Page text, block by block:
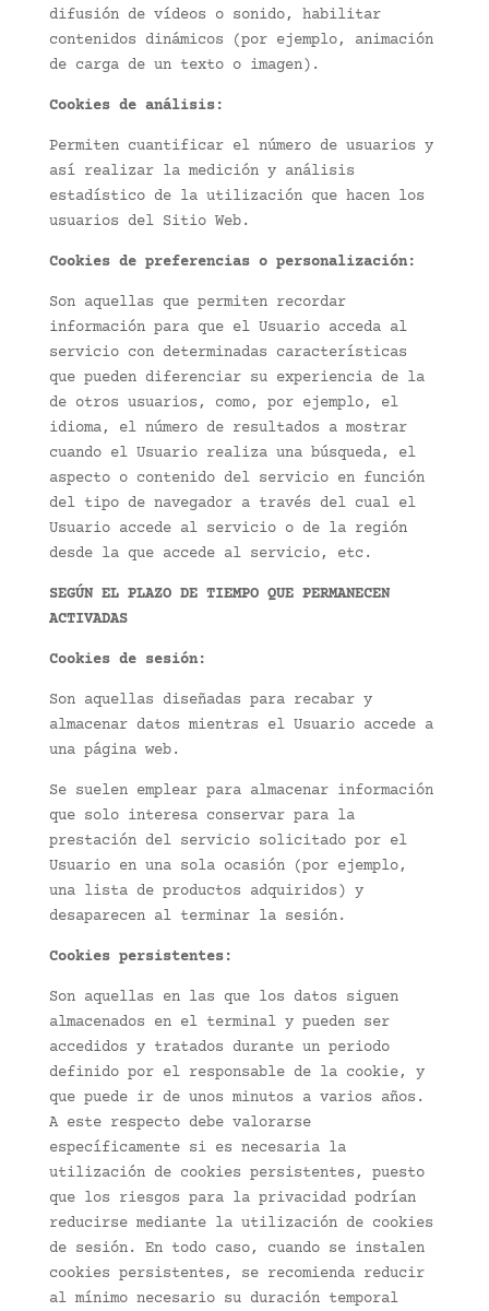
difusión de vídeos o sonido, habilitar
contenidos dinámicos (por ejemplo, animación
de carga de un texto o imagen).
Cookies de análisis:
Permiten cuantificar el número de usuarios y
así realizar la medición y análisis
estadístico de la utilización que hacen los
usuarios del Sitio Web.
Cookies de preferencias o personalización:
Son aquellas que permiten recordar
información para que el Usuario acceda al
servicio con determinadas características
que pueden diferenciar su experiencia de la
de otros usuarios, como, por ejemplo, el
idioma, el número de resultados a mostrar
cuando el Usuario realiza una búsqueda, el
aspecto o contenido del servicio en función
del tipo de navegador a través del cual el
Usuario accede al servicio o de la región
desde la que accede al servicio, etc.
SEGÚN EL PLAZO DE TIEMPO QUE PERMANECEN
ACTIVADAS
Cookies de sesión:
Son aquellas diseñadas para recabar y
almacenar datos mientras el Usuario accede a
una página web.
Se suelen emplear para almacenar información
que solo interesa conservar para la
prestación del servicio solicitado por el
Usuario en una sola ocasión (por ejemplo,
una lista de productos adquiridos) y
desaparecen al terminar la sesión.
Cookies persistentes:
Son aquellas en las que los datos siguen
almacenados en el terminal y pueden ser
accedidos y tratados durante un periodo
definido por el responsable de la cookie, y
que puede ir de unos minutos a varios años.
A este respecto debe valorarse
específicamente si es necesaria la
utilización de cookies persistentes, puesto
que los riesgos para la privacidad podrían
reducirse mediante la utilización de cookies
de sesión. En todo caso, cuando se instalen
cookies persistentes, se recomienda reducir
al mínimo necesario su duración temporal